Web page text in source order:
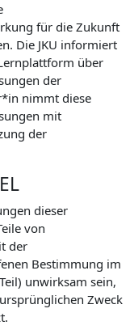
für die Zukunft
Die JKU informiert
über
der
nimmt diese
mit
der
dieser
von
der
Bestimmung im
unwirksam sein,
Zweck